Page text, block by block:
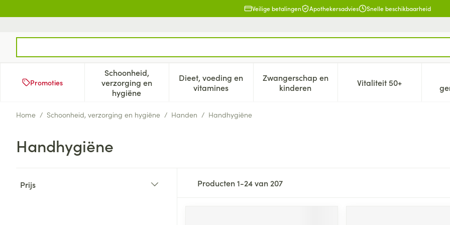
Veilige betalingen Apothekersadvies Snelle beschikbaarheid
Promoties
Schoonheid,
verzorging en
hygiëne
Toon submenu voor Schoonheid, verzorging en hygiëne categorie
Dieet, voeding en
vitaminesToon submenu voor Dieet, voeding en vitamines categorie
Zwangerschap en
kinderenToon submenu voor Zwangerschap en
Vitaliteit 50+Toon submenu
Home / Schoonheid, verzorging en hygiëne / Handen / Handhygiëne
Handhygiëne
Prijs
Producten1-24van 207